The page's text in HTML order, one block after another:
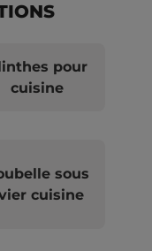
pour
cuisine
sous
cuisine